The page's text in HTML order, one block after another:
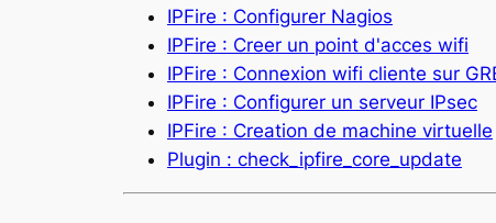
IPFire : Configurer Nagios
IPFire : Creer un point d'acces wifi
IPFire : Connexion wifi cliente sur
IPFire : Configurer un serveur IPsec
IPFire : Creation de machine virtuelle
Plugin : check_ipfire_core_update